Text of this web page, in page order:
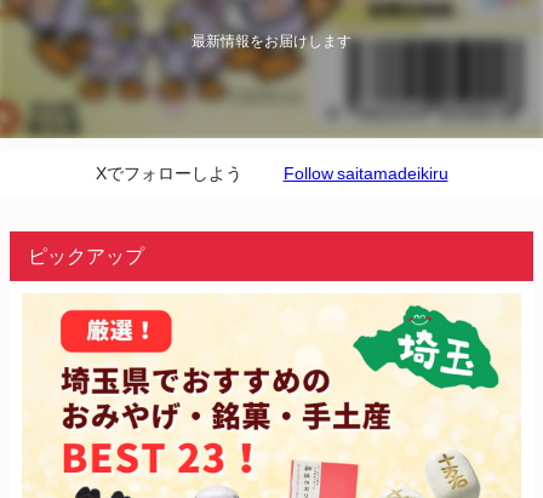
最新情報をお届けします
Xでフォローしよう Follow saitamadeikiru
ピックアップ